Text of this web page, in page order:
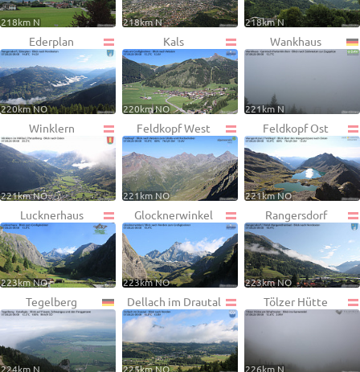
218km N 218km N 218km N
Ederplan
220km NO
Kals
220km NO
Wankhaus
221km N
Winklern
221km NO
Feldkopf West
221km NO
Feldkopf Ost
221km NO
Lucknerhaus
223km NO
Glocknerwinkel
223km NO
Rangersdorf
223km NO
Tegelberg
224km N
Dellach im Drautal
225km NO
Tölzer Hütte
226km N